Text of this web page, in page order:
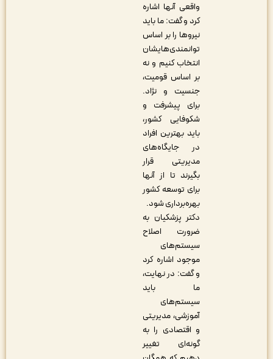
واقعی آنها اشاره
کرد و گفت: ما باید
نیروها را بر اساس
توانمندی‌هایشان
انتخاب کنیم و نه
بر اساس قومیت،
جنسیت و نژاد.
برای پیشرفت و
شکوفایی کشور،
باید بهترین افراد
در جایگاه‌های
مدیریتی قرار
بگیرند تا از آنها
برای توسعه کشور
بهره‌برداری شود.
دکتر پزشکیان به
ضرورت اصلاح
سیستم‌های
موجود اشاره کرد
و گفت: در نهایت،
ما باید
سیستم‌های
آموزشی، مدیریتی
و اقتصادی را به
گونه‌ای تغییر